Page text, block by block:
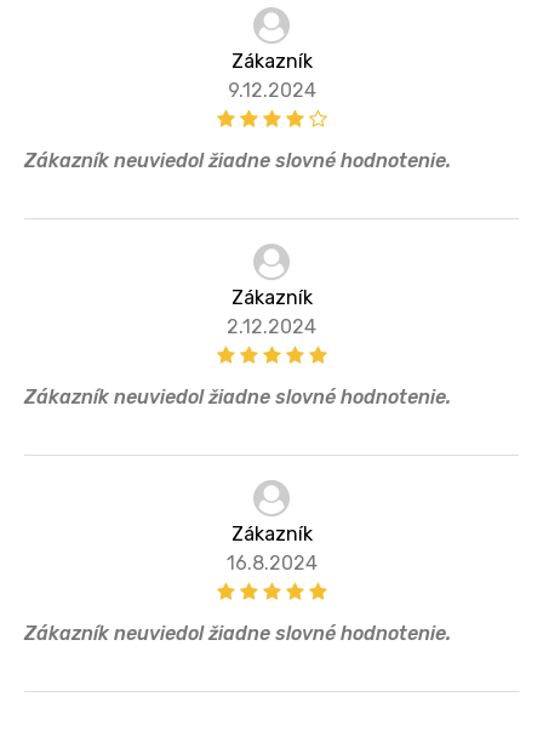
Zákazník
9.12.2024
Zákazník neuviedol žiadne slovné hodnotenie.
Zákazník
2.12.2024
Zákazník neuviedol žiadne slovné hodnotenie.
Zákazník
16.8.2024
Zákazník neuviedol žiadne slovné hodnotenie.